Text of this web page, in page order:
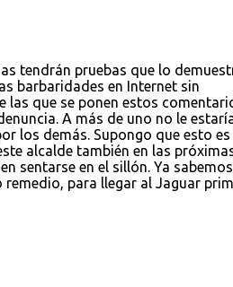
tendrán pruebas que lo
barbaridades en Internet sin
las que se ponen estos
A más de uno no le
los demás. Supongo que esto es
alcalde también en las
sentarse en el sillón. Ya
para llegar al Jaguar